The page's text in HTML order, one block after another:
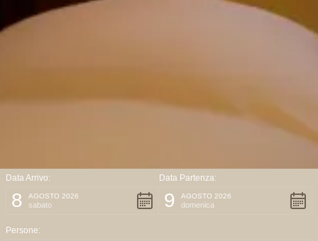
Data Arrivo:
8 AGOSTO 2026
sabato
Data Partenza:
9 AGOSTO 2026
domenica
Persone: